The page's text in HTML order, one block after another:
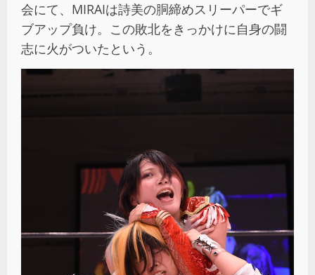
会にて、MIRAIは詩美の胴締めスリーパーでギ
ブアップ負け。この敗北をきっかけに自身の闘
志に火がついたという。